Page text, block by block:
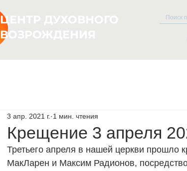
ЦЕНТР ДУХОВНОГО
ВОЗРОЖДЕНИЯ
Крещение 3 апреля
3 апр. 2021 г. 1 мин. чтения
Третьего апреля в нашей церкви прошло
МакЛарен и Максим Радионов,